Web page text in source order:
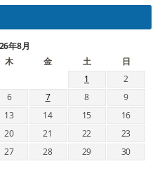
年8月
木 金 土
日
1
2
6 7 8
9
13 14 15
16
20 21 22
23
27 28 29
30